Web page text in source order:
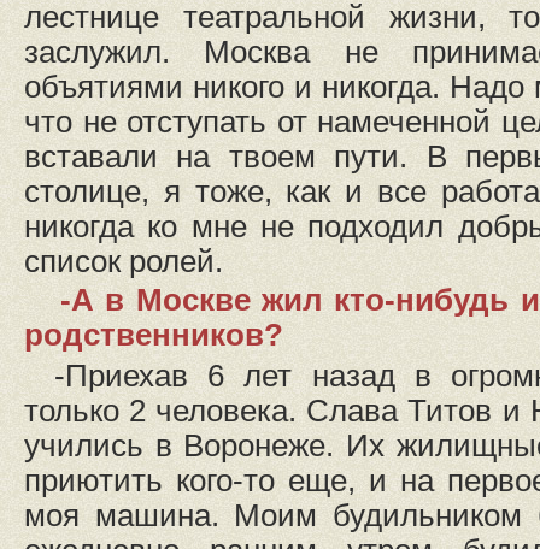
лестнице театральной жизни,
заслужил. Москва не
объятиями никого и никогда.
что не отступать от намеченной
вставали на твоем пути. В
столице, я тоже, как и все
никогда ко мне не подходил
список ролей.
-А в Москве жил кто-нибудь
родственников?
-Приехав 6 лет назад в
только 2 человека. Слава Титов
учились в Воронеже. Их
приютить кого-то еще, и на
моя машина. Моим будильником